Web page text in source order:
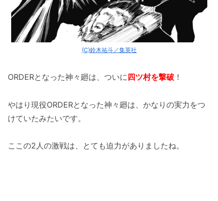
(C)鈴木祐斗／集英社
ORDERとなった神々廻は、ついに 四ツ村を撃破 ！
やはり現役ORDERとなった神々廻は、かなりの実力をつ
けていたみたいです。
ここの2人の激戦は、とても迫力がありましたね。